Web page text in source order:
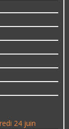
24 juin